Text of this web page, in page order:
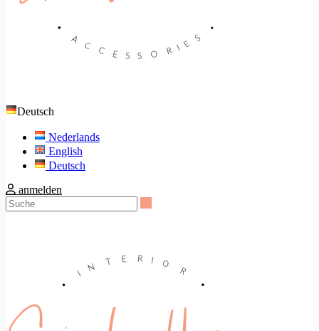
Deutsch
Nederlands
English
Deutsch
anmelden